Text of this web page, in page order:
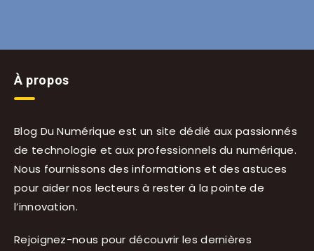
À propos
Blog Du Numérique est un site dédié aux passionnés
de technologie et aux professionnels du numérique.
Nous fournissons des informations et des astuces
pour aider nos lecteurs à rester à la pointe de
l’innovation.
Rejoignez-nous pour découvrir les dernières